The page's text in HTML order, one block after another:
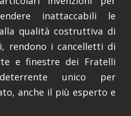
inattaccabili le
qualità costruttiva di
rendono i cancelletti di
e finestre dei Fratelli
unico per
anche il più esperto e